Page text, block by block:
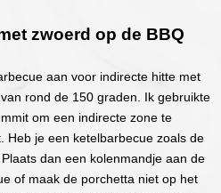
zwoerd op de BBQ
aan voor indirecte hitte met
rond de 150 graden. Ik gebruikte
om een indirecte zone te
Heb je een ketelbarbecue zoals de
dan een kolenmandje aan de
of maak de porchetta niet op het